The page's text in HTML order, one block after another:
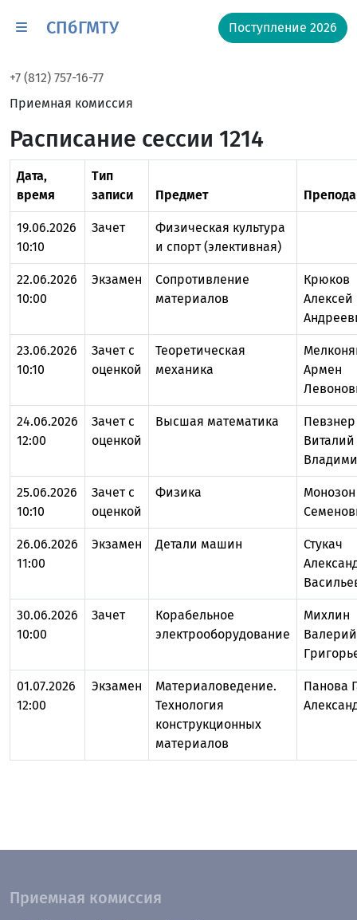
СПбГМТУ Поступление 2026
+7 (812) 757-16-77
Приемная комиссия
Расписание сессии 1214
Дата,
время
Тип
записи
Предмет
19.06.2026
10:10
Зачет
Физическая культура
и спорт (элективная)
22.06.2026
10:00
Экзамен
Сопротивление
материалов
Крюков
Алексей
23.06.2026
10:10
Зачет с
оценкой
Теоретическая
механика
Армен
24.06.2026
12:00
Зачет с
оценкой
Высшая математика
Певзнер
Виталий
25.06.2026
10:10
Зачет с
оценкой
Физика
26.06.2026
11:00
Экзамен Детали машин
Стукач
30.06.2026
10:00
Зачет
Корабельное
электрооборудование
Михлин
Валерий
01.07.2026
12:00
Экзамен
Материаловедение.
Технология
конструкционных
материалов
Панова
Приемная комиссия